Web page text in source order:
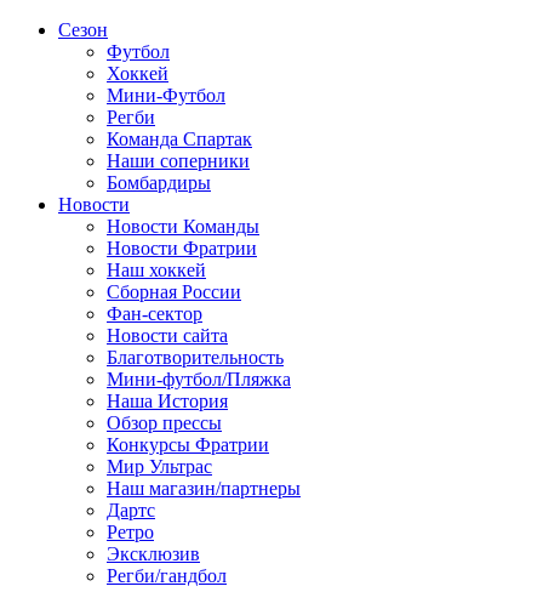
Сезон
Футбол
Хоккей
Мини-Футбол
Регби
Команда Спартак
Наши соперники
Бомбардиры
Новости
Новости Команды
Новости Фратрии
Наш хоккей
Сборная России
Фан-cектор
Новости сайта
Благотворительность
Мини-футбол/Пляжка
Наша История
Обзор прессы
Конкурсы Фратрии
Мир Ультрас
Наш магазин/партнеры
Дартс
Ретро
Эксклюзив
Регби/гандбол